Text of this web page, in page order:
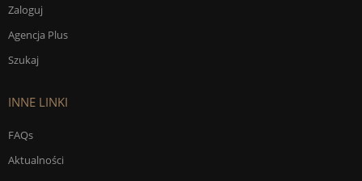
Zaloguj
Agencja Plus
Szukaj
INNE LINKI
FAQs
Aktualności